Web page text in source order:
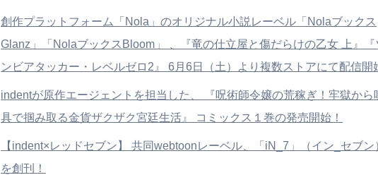
創作プラットフォーム「Nola」のオリジナル小説レーベル「Nolaブックス
Glanz」「NolaブックスBloom」 、『竜の仕立屋と傷だらけの乙女 上』『
ンビアタッカー・レベルゼロ2』 6月6日（土）より複数ストアにて配信開
indentが原作エージェントを担当した、 『呪術師令嬢の荒稼ぎ！牢獄から
具で掴み取る金貨ザクザク宮廷生活』 コミックス１巻の発売開始！
【indent×レッドセブン】 共同webtoonレーベル、「iN_7」（イン_セブン
を創刊！